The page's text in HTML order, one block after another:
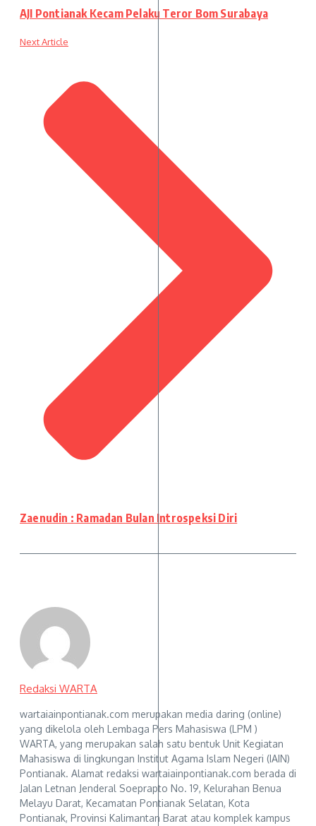
AJI Pontianak Kecam Pelaku Teror Bom Surabaya
Next Article
Zaenudin : Ramadan Bulan Introspeksi Diri
Redaksi WARTA
wartaiainpontianak.com merupakan media daring (online)
yang dikelola oleh Lembaga Pers Mahasiswa (LPM )
WARTA, yang merupakan salah satu bentuk Unit Kegiatan
Mahasiswa di lingkungan Institut Agama Islam Negeri (IAIN)
Pontianak. Alamat redaksi wartaiainpontianak.com berada di
Jalan Letnan Jenderal Soeprapto No. 19, Kelurahan Benua
Melayu Darat, Kecamatan Pontianak Selatan, Kota
Pontianak, Provinsi Kalimantan Barat atau komplek kampus